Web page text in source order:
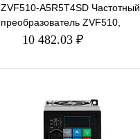
ZVF510-A5R5T4SD Частотный
преобразователь ZVF510,
380В, 5,5кВт, 13А
10 482.03 ₽
В корзину
Купить в 1 клик Сравнение